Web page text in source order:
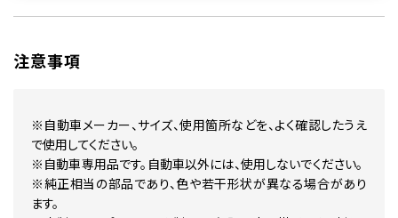
注意事項
※自動車メーカー、サイズ、使用箇所などを、よく確認したうえ
で使用してください。
※自動車専用品です。自動車以外には、使用しないでください。
※純正相当の部品であり、色や若干形状が異なる場合があり
ます。